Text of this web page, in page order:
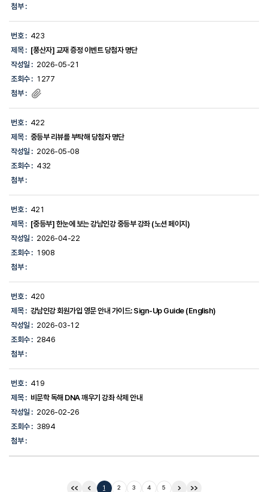
첨부 :
번호 : 423
제목 : [풍산자] 교재 증정 이벤트 당첨자 명단
작성일 : 2026-05-21
조회수 : 1277
첨부 :
번호 : 422
제목 : 중등부 리뷰를 부탁해 당첨자 명단
작성일 : 2026-05-08
조회수 : 432
첨부 :
번호 : 421
제목 : [중등부] 한눈에 보는 강남인강 중등부 강좌 (노션 페이지)
작성일 : 2026-04-22
조회수 : 1908
첨부 :
번호 : 420
제목 : 강남인강 회원가입 영문 안내 가이드: Sign-Up Guide (English)
작성일 : 2026-03-12
조회수 : 2846
첨부 :
번호 : 419
제목 : 비문학 독해 DNA 깨우기 강좌 삭제 안내
작성일 : 2026-02-26
조회수 : 3894
첨부 :
1 2 3 4 5